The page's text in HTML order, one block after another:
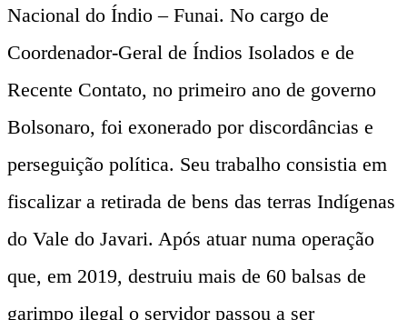
Nacional do Índio – Funai. No cargo de
Coordenador-Geral de Índios Isolados e de
Recente Contato, no primeiro ano de governo
Bolsonaro, foi exonerado por discordâncias e
perseguição política. Seu trabalho consistia em
fiscalizar a retirada de bens das terras Indígenas
do Vale do Javari. Após atuar numa operação
que, em 2019, destruiu mais de 60 balsas de
garimpo ilegal o servidor passou a ser